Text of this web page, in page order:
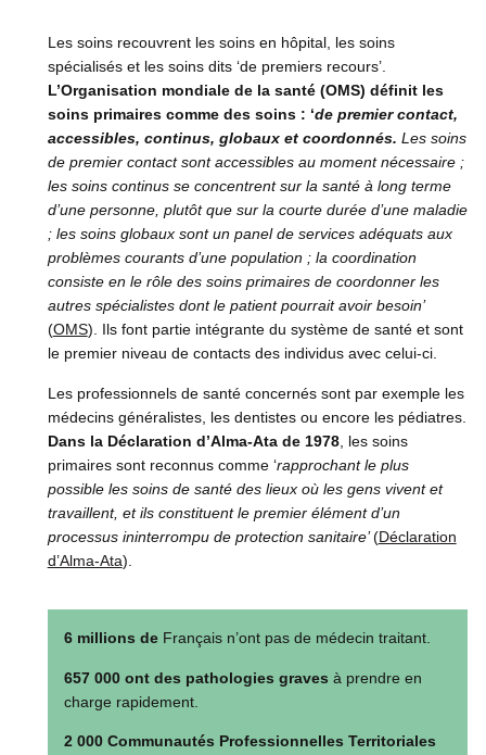
Les soins recouvrent les soins en hôpital, les soins
spécialisés et les soins dits ‘de premiers recours’.
L’Organisation mondiale de la santé (OMS) définit les
soins primaires comme des soins : ‘de premier contact,
accessibles, continus, globaux et coordonnés. Les soins
de premier contact sont accessibles au moment nécessaire ;
les soins continus se concentrent sur la santé à long terme
d’une personne, plutôt que sur la courte durée d’une maladie
; les soins globaux sont un panel de services adéquats aux
problèmes courants d’une population ; la coordination
consiste en le rôle des soins primaires de coordonner les
autres spécialistes dont le patient pourrait avoir besoin’
(OMS). Ils font partie intégrante du système de santé et sont
le premier niveau de contacts des individus avec celui-ci.
Les professionnels de santé concernés sont par exemple les
médecins généralistes, les dentistes ou encore les pédiatres.
Dans la Déclaration d’Alma-Ata de 1978, les soins
primaires sont reconnus comme ‘rapprochant le plus
possible les soins de santé des lieux où les gens vivent et
travaillent, et ils constituent le premier élément d’un
processus ininterrompu de protection sanitaire’(Déclaration
d’Alma-Ata).
6 millions de Français n’ont pas de médecin traitant.
657 000 ont des pathologies graves à prendre en
charge rapidement.
2 000 Communautés Professionnelles Territoriales